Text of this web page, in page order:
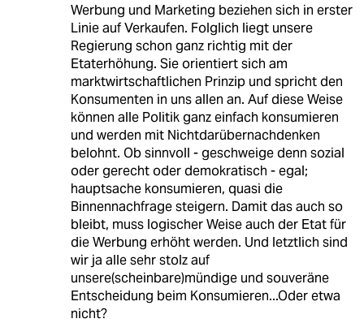
Werbung und Marketing beziehen sich in erster
Linie auf Verkaufen. Folglich liegt unsere
Regierung schon ganz richtig mit der
Etaterhöhung. Sie orientiert sich am
marktwirtschaftlichen Prinzip und spricht den
Konsumenten in uns allen an. Auf diese Weise
können alle Politik ganz einfach konsumieren
und werden mit Nichtdarübernachdenken
belohnt. Ob sinnvoll - geschweige denn sozial
oder gerecht oder demokratisch - egal;
hauptsache konsumieren, quasi die
Binnennachfrage steigern. Damit das auch so
bleibt, muss logischer Weise auch der Etat für
die Werbung erhöht werden. Und letztlich sind
wir ja alle sehr stolz auf
unsere(scheinbare)mündige und souveräne
Entscheidung beim Konsumieren...Oder etwa
nicht?